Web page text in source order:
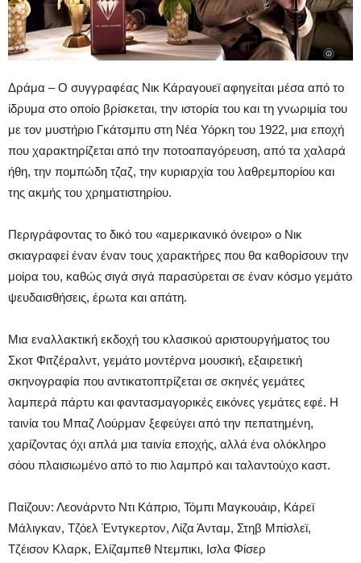
Δράμα – Ο συγγραφέας Νικ Κάραγουεϊ αφηγείται μέσα από το
ίδρυμα στο οποίο βρίσκεται, την ιστορία του και τη γνωριμία του
με τον μυστήριο Γκάτσμπυ στη Νέα Υόρκη του 1922, μια εποχή
που χαρακτηρίζεται από την ποτοαπαγόρευση, από τα χαλαρά
ήθη, την πομπώδη τζαζ, την κυριαρχία του λαθρεμπορίου και
της ακμής του χρηματιστηρίου.
Περιγράφοντας το δικό του «αμερικανικό όνειρο» ο Νικ
σκιαγραφεί έναν έναν τους χαρακτήρες που θα καθορίσουν την
μοίρα του, καθώς σιγά σιγά παρασύρεται σε έναν κόσμο γεμάτο
ψευδαισθήσεις, έρωτα και απάτη.
Μια εναλλακτική εκδοχή του κλασικού αριστουργήματος του
Σκοτ Φιτζέραλντ, γεμάτο μοντέρνα μουσική, εξαιρετική
σκηνογραφία που αντικατοπτρίζεται σε σκηνές γεμάτες
λαμπερά πάρτυ και φαντασμαγορικές εικόνες γεμάτες εφέ. Η
ταινία του Μπαζ Λούρμαν ξεφεύγει από την πεπατημένη,
χαρίζοντας όχι απλά μια ταινία εποχής, αλλά ένα ολόκληρο
σόου πλαισιωμένο από το πιο λαμπρό και ταλαντούχο καστ.
Παίζουν: Λεονάρντο Ντι Κάπριο, Τόμπι Μαγκουάιρ, Κάρεϊ
Μάλιγκαν, Τζόελ Έντγκερτον, Λίζα Άνταμ, Στηβ Μπίσλεϊ,
Τζέισον Κλαρκ, Ελίζαμπεθ Ντεμπικι, Ισλα Φίσερ